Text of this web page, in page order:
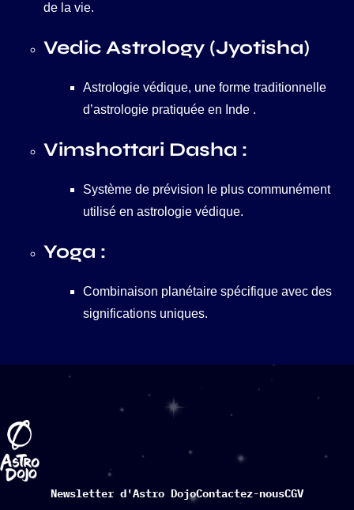
de la vie.
Vedic Astrology (Jyotisha)
Astrologie védique, une forme traditionnelle
d’astrologie pratiquée en Inde .
Vimshottari Dasha :
Système de prévision le plus communément
utilisé en astrologie védique.
Yoga :
Combinaison planétaire spécifique avec des
significations uniques.
Newsletter d'Astro DojoContactez-nousCGV